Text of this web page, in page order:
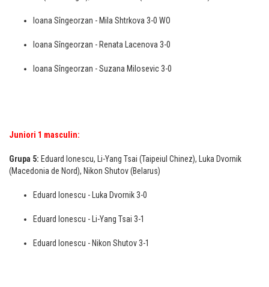
Ioana Sîngeorzan - Mila Shtrkova 3-0 WO
Ioana Sîngeorzan - Renata Lacenova 3-0
Ioana Sîngeorzan - Suzana Milosevic 3-0
Juniori 1 masculin:
Grupa 5: Eduard Ionescu, Li-Yang Tsai (Taipeiul Chinez), Luka Dvornik
(Macedonia de Nord), Nikon Shutov (Belarus)
Eduard Ionescu - Luka Dvornik 3-0
Eduard Ionescu - Li-Yang Tsai 3-1
Eduard Ionescu - Nikon Shutov 3-1